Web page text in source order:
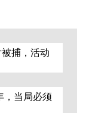
捕，活动
，当局必须